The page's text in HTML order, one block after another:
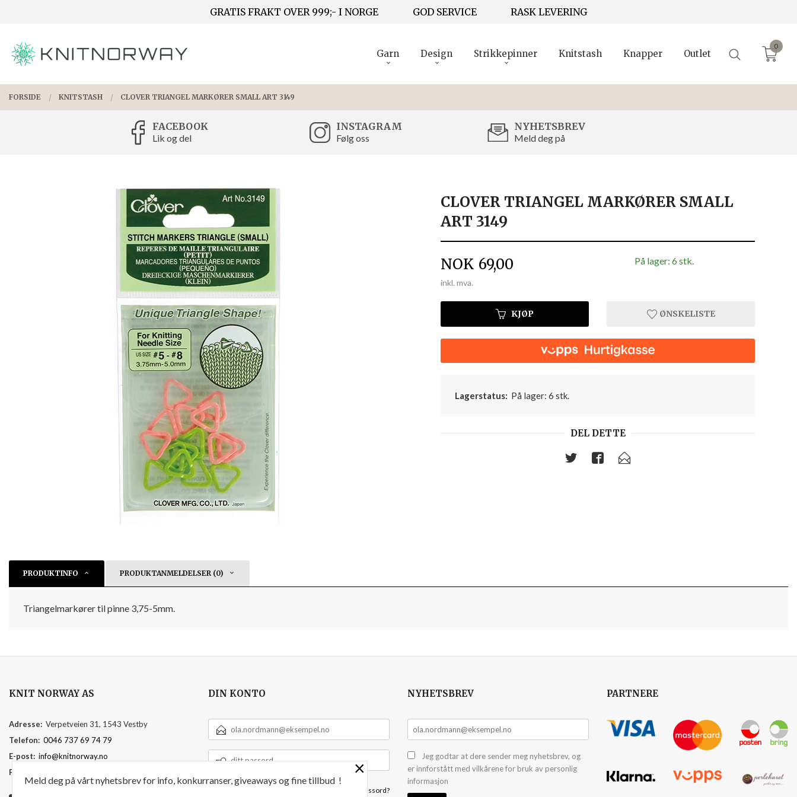
GRATIS FRAKT OVER 999;- I NORGE GOD SERVICE RASK LEVERING
PRODUKTER
Garn Design Strikkepinner Knitstash Knapper Outlet
0
FORSIDE KNITSTASH CLOVER TRIANGEL MARKØRER SMALL ART 3149
FACEBOOK
Lik og del
INSTAGRAM
Følg oss
NYHETSBREV
Meld deg på
CLOVER TRIANGEL MARKØRER SMALL
ART 3149
Pris
NOK 69,00
inkl. mva.
På lager: 6 stk.
KJØP ØNSKELISTE
Lagerstatus: På lager: 6 stk.
DEL DETTE
PRODUKTINFO PRODUKTANMELDELSER (0)
Triangelmarkører til pinne 3,75-5mm.
KNIT NORWAY AS
Adresse: Verpetveien 31, 1543 Vestby
Telefon: 0046 737 69 74 79
E-post: info@knitnorway.no
Foretaksregisteret:
DIN KONTO
POSTADRESSE
Glemt passord?
NYHETSBREV
Jeg godtar at dere sender meg nyhetsbrev, og
er innforstått med vilkårene for bruk av personlig
informasjon
PARTNERE
×
Meld deg på vårt nyhetsbrev for info, konkurranser, giveaways og fine tillbud !